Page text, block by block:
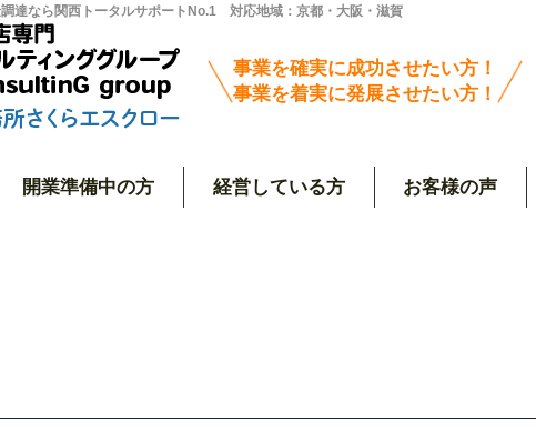
達なら関西トータルサポートNo.1 対応地域：京都・大阪・滋賀
事業を確実に成功させたい方！
事業を着実に発展させたい方！
開業準備中の方 経営している方 お客様の声